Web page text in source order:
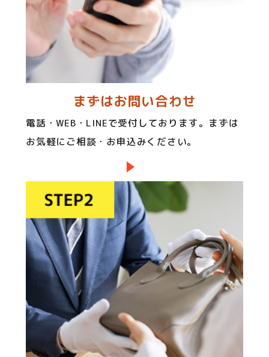
まずはお問い合わせ
電話・WEB・LINEで受付しております。まずは
お気軽にご相談・お申込みください。